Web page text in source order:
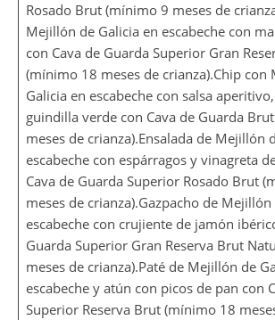
Rosado Brut (mínimo 9 meses de
Mejillón de Galicia en escabeche con
con Cava de Guarda Superior Gran
(mínimo 18 meses de crianza).Chip con
Galicia en escabeche con salsa
guindilla verde con Cava de Guarda
meses de crianza).Ensalada de Mejillón
escabeche con espárragos y vinagreta
Cava de Guarda Superior Rosado Brut
meses de crianza).Gazpacho de
escabeche con crujiente de jamón
Guarda Superior Gran Reserva Brut
meses de crianza).Paté de Mejillón de
escabeche y atún con picos de pan con
Superior Reserva Brut (mínimo 18